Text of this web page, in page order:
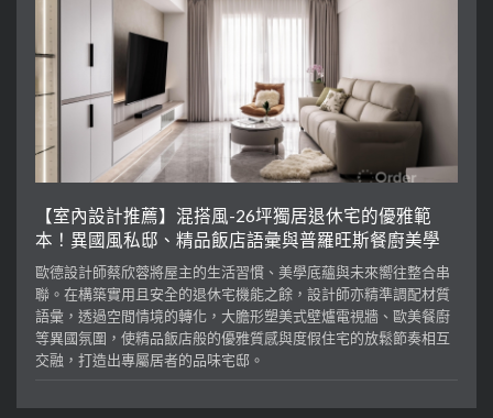
【室內設計推薦】混搭風-26坪獨居退休宅的優雅範
本！異國風私邸、精品飯店語彙與普羅旺斯餐廚美學
歐德設計師蔡欣蓉將屋主的生活習慣、美學底蘊與未來嚮往整合串
聯。在構築實用且安全的退休宅機能之餘，設計師亦精準調配材質
語彙，透過空間情境的轉化，大膽形塑美式壁爐電視牆、歐美餐廚
等異國氛圍，使精品飯店般的優雅質感與度假住宅的放鬆節奏相互
交融，打造出專屬居者的品味宅邸。